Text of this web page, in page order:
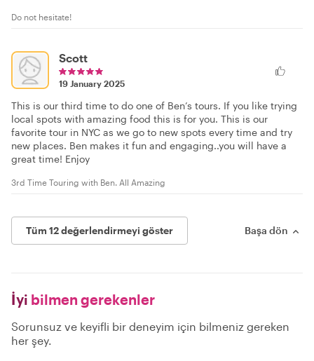
Do not hesitate!
Scott
19 January 2025
This is our third time to do one of Ben’s tours. If you like trying
local spots with amazing food this is for you. This is our
favorite tour in NYC as we go to new spots every time and try
new places. Ben makes it fun and engaging..you will have a
great time! Enjoy
3rd Time Touring with Ben. All Amazing
Tüm 12 değerlendirmeyi göster Başa dön
İyi bilmen gerekenler
Sorunsuz ve keyifli bir deneyim için bilmeniz gereken
her şey.